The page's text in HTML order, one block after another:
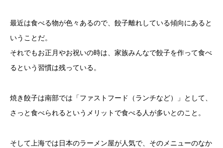
最近は食べる物が色々あるので、餃子離れしている傾向にあると
いうことだ。
それでもお正月やお祝いの時は、家族みんなで餃子を作って食べ
るという習慣は残っている。
焼き餃子は南部では「ファストフード（ランチなど）」として、
さっと食べられるというメリットで食べる人が多いとのこと。
そして上海では日本のラーメン屋が人気で、そのメニューのなか